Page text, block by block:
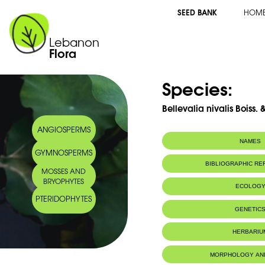
Lebanon
Flora
SEED BANK
ANGIOSPERMS
GYMNOSPERMS
MOSSES AND
BRYOPHYTES
PTERIDOPHYTES
Species:
Bellevalia nivalis Boiss.
NAMES
Common name: Bellevalie des
Arabic name: بلفلية الثلوج
BIBLIOGRAPHIC
ECOLOGY
The east
Habitat :
Terrains
la floraison.
MORPHOLOGY